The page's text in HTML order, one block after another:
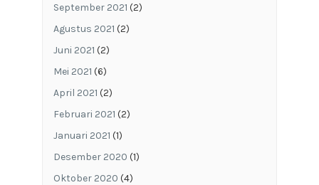
September 2021 (2)
Agustus 2021 (2)
Juni 2021 (2)
Mei 2021 (6)
April 2021 (2)
Februari 2021 (2)
Januari 2021 (1)
Desember 2020 (1)
Oktober 2020 (4)